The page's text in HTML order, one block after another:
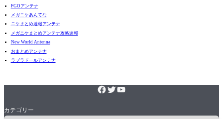
FGOアンテナ
メガニケあんてな
ニケまとめ速報アンテナ
メガニケまとめアンテナ攻略速報
New World Antenna
おまとめアンテナ
ラブラドールアンテナ
カテゴリー